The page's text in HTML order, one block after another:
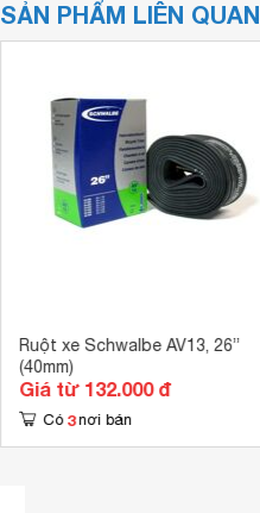
SẢN PHẨM LIÊN QUAN
Ruột xe Schwalbe AV13, 26”
(40mm)
Giá từ 132.000 đ
Có 3 nơi bán